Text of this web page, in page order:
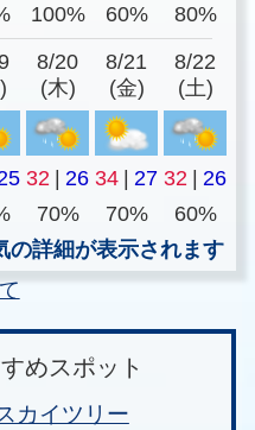
100% 60% 80%
8/20
(木)
8/21
(金)
8/22
(土)
32 26 34 27 32
26
70% 70%
60%
の詳細が表示されます
めスポット
カイツリー